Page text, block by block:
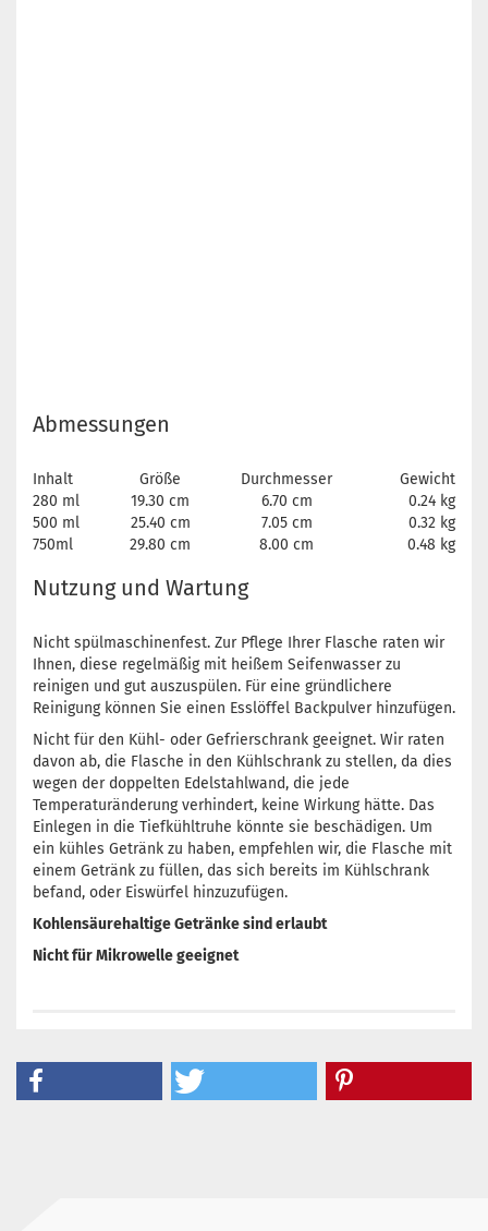
Abmessungen
Inhalt Größe Durchmesser
Gewicht
280 ml
19.30 cm 6.70 cm
0.24 kg
500 ml
25.40 cm 7.05 cm
0.32 kg
750ml
29.80 cm 8.00 cm 0.48 kg
Nutzung und Wartung
Nicht spülmaschinenfest. Zur Pflege Ihrer Flasche raten wir
Ihnen, diese regelmäßig mit heißem Seifenwasser zu
reinigen und gut auszuspülen. Für eine gründlichere
Reinigung können Sie einen Esslöffel Backpulver hinzufügen.
Nicht für den Kühl- oder Gefrierschrank geeignet. Wir raten
davon ab, die Flasche in den Kühlschrank zu stellen, da dies
wegen der doppelten Edelstahlwand, die jede
Temperaturänderung verhindert, keine Wirkung hätte. Das
Einlegen in die Tiefkühltruhe könnte sie beschädigen. Um
ein kühles Getränk zu haben, empfehlen wir, die Flasche mit
einem Getränk zu füllen, das sich bereits im Kühlschrank
befand, oder Eiswürfel hinzuzufügen.
Kohlensäurehaltige Getränke sind erlaubt
Nicht für Mikrowelle geeignet